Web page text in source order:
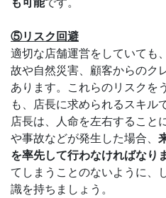
⑤リスク回避
適切な店舗運営をしていても
故や自然災害、顧客からのク
あります。これらのリスクを
も、店長に求められるスキルで
店長は、人命を左右すること
や事故などが発生した場合、
を率先して行わなければなり
てしまうことのないように、
識を持ちましょう。